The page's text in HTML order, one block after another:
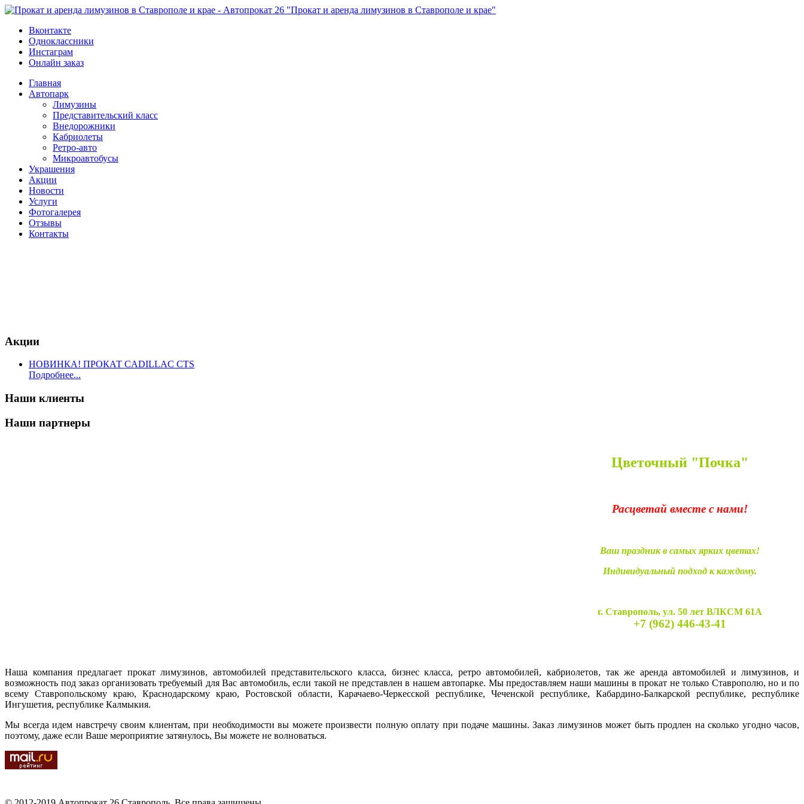
"Прокат и аренда лимузинов в Ставрополе и крае"
Вконтакте
Одноклассники
Инстаграм
Онлайн заказ
Главная
Автопарк
Лимузины
Представительский класс
Внедорожники
Кабриолеты
Ретро-авто
Микроавтобусы
Украшения
Акции
Новости
Услуги
Фотогалерея
Отзывы
­Контакты
Акции
НОВИНКА! ПРОКАТ CADILLAC CTS
Подробнее...
Наши клиенты
Наши партнеры
Цветочный "Почка"
Расцветай вместе с нами!
Ваш праздник в самых ярких цветах!
Индивидуальный подход к каждому.
г. Ставрополь, ул. 50 лет ВЛКСМ 61А
+7 (962) 446-43-41
Наша компания предлагает прокат лимузинов, автомобилей представительского класса, бизнес класса, ретро автомобилей, кабриолетов, так же аренда автомобилей и лимузинов, и
возможность под заказ организовать требуемый для Вас автомобиль, если такой не представлен в нашем автопарке. Мы предоставляем наши машины в прокат не только Ставрополю, но и по
всему Ставропольскому краю, Краснодарскому краю, Ростовской области, Карачаево-Черкесской республике, Чеченской республике, Кабардино-Балкарской республике, республике
Ингушетия, республике Калмыкия.
Мы всегда идем навстречу своим клиентам, при необходимости вы можете произвести полную оплату при подаче машины. Заказ лимузинов может быть продлен на сколько угодно часов,
поэтому, даже если Ваше мероприятие затянулось, Вы можете не волноваться.